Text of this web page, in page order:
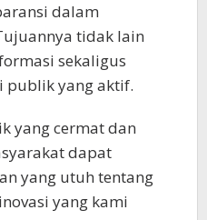
dalam
tidak lain
sekaligus
publik yang aktif.
yang cermat dan
dapat
yang utuh tentang
yang kami